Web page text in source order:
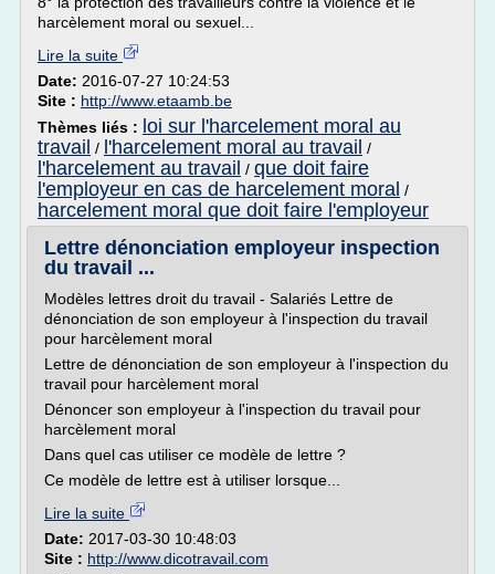
harcèlement moral ou sexuel...
Lire la suite
Date: 2016-07-27 10:24:53
Site : http://www.etaamb.be
Thèmes liés : loi sur l'harcelement moral au
travail / l'harcelement moral au travail /
l'harcelement au travail / que doit faire
l'employeur en cas de harcelement moral /
harcelement moral que doit faire l'employeur
Lettre dénonciation employeur inspection
du travail ...
Modèles lettres droit du travail - Salariés Lettre de
dénonciation de son employeur à l'inspection du travail
pour harcèlement moral
Lettre de dénonciation de son employeur à l'inspection du
travail pour harcèlement moral
Dénoncer son employeur à l'inspection du travail pour
harcèlement moral
Dans quel cas utiliser ce modèle de lettre ?
Ce modèle de lettre est à utiliser lorsque...
Lire la suite
Date: 2017-03-30 10:48:03
Site : http://www.dicotravail.com